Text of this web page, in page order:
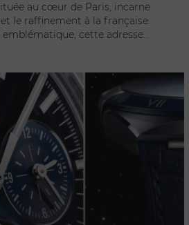
au cœur de Paris, incarne
le raffinement à la française.
cette adresse
l'artisanat d'exception et
caractérisent la marque. Les
sont invités à découvrir un
et tradition se conjuguent avec
shopping inoubliable au